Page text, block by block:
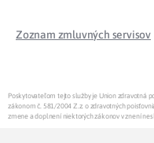
Zoznam zmluvných servisov
Poskytovateľom tejto služby je Union zdravotná
zákonom č. 581/2004 Z.z. o zdravotných
zmene a doplnení niektorých zákonov v znení